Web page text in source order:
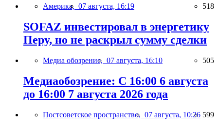
Америка, 07 августа, 16:19 518
SOFAZ инвестировал в энергетику
Перу, но не раскрыл сумму сделки
Медиа обозрение, 07 августа, 16:10 505
Медиаобозрение: С 16:00 6 августа
до 16:00 7 августа 2026 года
Постсоветское пространство, 07 августа, 10:26 599